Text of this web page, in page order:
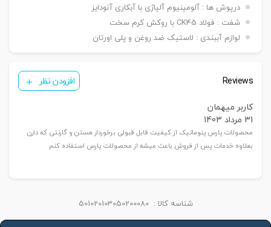
درپوش ها : آلومینیوم آلیاژی با آبکاری آنودایز
شفت : فولاد CK45 با روکش کرم سخت
لوازم آببندی : لاستیک ضد روغن و پلی اورتان
Reviews افزودن نظر
31 مرداد 1403
کاربر میهمان
محصولات پارس پنوماتیک از کیفیت قابل قبولی برخوردار هستن و گارنتی که دارن
بعلاوه خدمات پس از فروش باعث میشه از محصولات پارس استفاده کنم
شناسه کالا : 501020103050200080